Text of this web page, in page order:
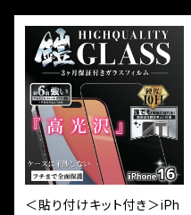
＜貼り付けキット付き＞iPh